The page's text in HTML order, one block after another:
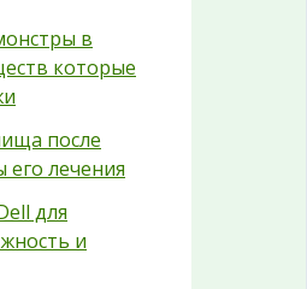
в
которые
после
лечения
для
и